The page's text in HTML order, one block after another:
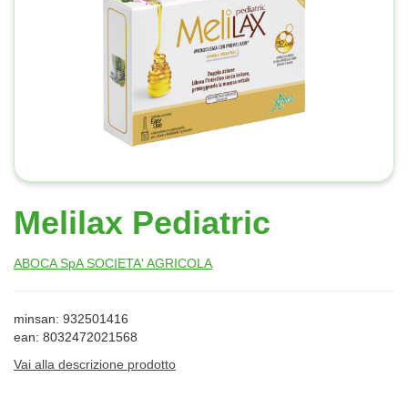
Melilax Pediatric
ABOCA SpA SOCIETA' AGRICOLA
minsan: 932501416
ean: 8032472021568
Vai alla descrizione prodotto